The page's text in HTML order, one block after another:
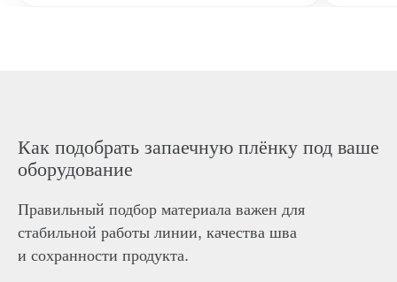
Как подобрать запаечную плёнку под ваше
оборудование
Правильный подбор материала важен для
стабильной работы линии, качества шва
и сохранности продукта.